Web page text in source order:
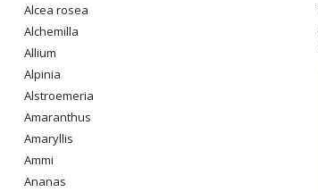
Alcea rosea
Alchemilla
Allium
Alpinia
Alstroemeria
Amaranthus
Amaryllis
Ammi
Ananas